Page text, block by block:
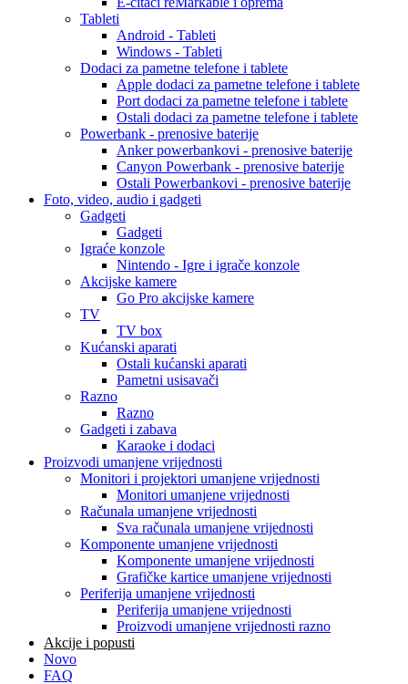
Tableti
Android - Tableti
Windows - Tableti
Dodaci za pametne telefone i tablete
Apple dodaci za pametne telefone i tablete
Port dodaci za pametne telefone i tablete
Ostali dodaci za pametne telefone i tablete
Powerbank - prenosive baterije
Anker powerbankovi - prenosive baterije
Canyon Powerbank - prenosive baterije
Ostali Powerbankovi - prenosive baterije
Foto, video, audio i gadgeti
Gadgeti
Gadgeti
Igraće konzole
Nintendo - Igre i igrače konzole
Akcijske kamere
Go Pro akcijske kamere
TV
TV box
Kućanski aparati
Ostali kućanski aparati
Pametni usisavači
Razno
Razno
Gadgeti i zabava
Karaoke i dodaci
Proizvodi umanjene vrijednosti
Monitori i projektori umanjene vrijednosti
Monitori umanjene vrijednosti
Računala umanjene vrijednosti
Sva računala umanjene vrijednosti
Komponente umanjene vrijednosti
Komponente umanjene vrijednosti
Grafičke kartice umanjene vrijednosti
Periferija umanjene vrijednosti
Periferija umanjene vrijednosti
Proizvodi umanjene vrijednosti razno
Akcije i popusti
Novo
FAQ